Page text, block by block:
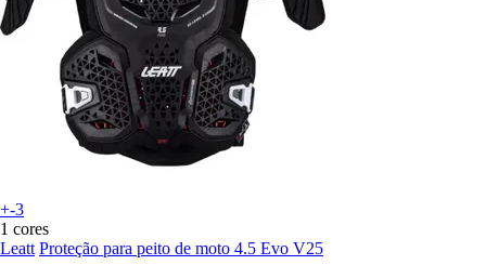
+-3
1 cores
Leatt Proteção para peito de moto 4.5 Evo V25